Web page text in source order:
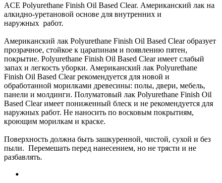
ACE Polyurethane Finish Oil Based Clear. Американский лак на
алкидно-уретановой основе для внутренних и
наружных работ.
Американский лак Polyurethane Finish Oil Based Clear образует
прозрачное, стойкое к царапинам и появлению пятен,
покрытие. Polyurethane Finish Oil Based Clear имеет слабый
запах и легкость уборки. Американский лак Polyurethane
Finish Oil Based Clear рекомендуется для новой и
обработанной морилками древесины: полы, двери, мебель,
панели и молдинги. Полуматовый лак Polyurethane Finish Oil
Based Clear имеет пониженный блеск и не рекомендуется для
наружных работ. Не наносить по восковым покрытиям,
кроющим морилкам и краске.
Поверхность должна быть зашкуренной, чистой, сухой и без
пыли. Перемешать перед нанесением, но не трясти и не
разбавлять.